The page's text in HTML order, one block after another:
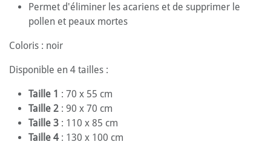
Permet d'éliminer les acariens et de supprimer le
pollen et peaux mortes
Coloris : noir
Disponible en 4 tailles :
Taille 1 : 70 x 55 cm
Taille 2 : 90 x 70 cm
Taille 3 : 110 x 85 cm
Taille 4: 130 x 100 cm